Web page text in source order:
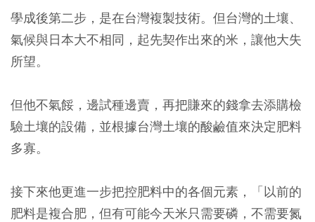
學成後第二步，是在台灣複製技術。但台灣的土壤、
氣候與日本大不相同，起先契作出來的米，讓他大失
所望。
但他不氣餒，邊試種邊賣，再把賺來的錢拿去添購檢
驗土壤的設備，並根據台灣土壤的酸鹼值來決定肥料
多寡。
接下來他更進一步把控肥料中的各個元素，「以前的
肥料是複合肥，但有可能今天米只需要磷，不需要氮